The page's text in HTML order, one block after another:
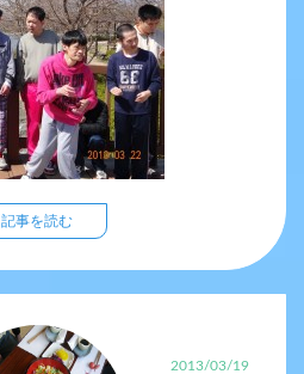
記事を読む
2013/03/19